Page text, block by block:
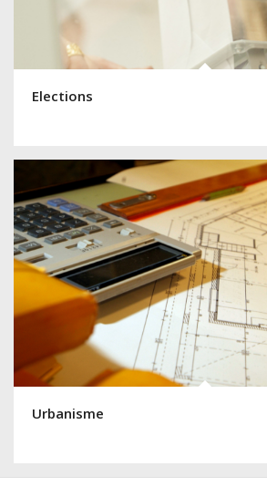
Elections
Urbanisme